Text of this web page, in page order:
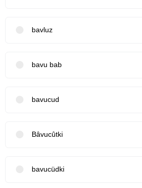
bavluz
bavu bab
bavucud
Bâvucûtki
bavucüdki